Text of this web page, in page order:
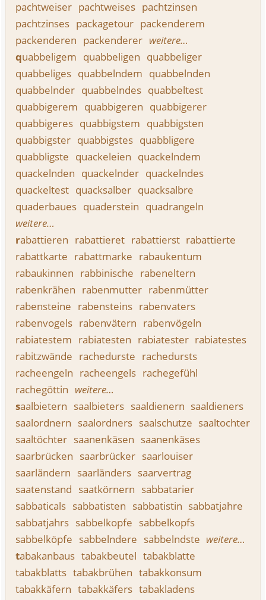
pachtweiser pachtweises pachtzinsen
pachtzinses packagetour packenderem
packenderen packenderer weitere…
quabbeligem quabbeligen quabbeliger
quabbeliges quabbelndem quabbelnden
quabbelnder quabbelndes quabbeltest
quabbigerem quabbigeren quabbigerer
quabbigeres quabbigstem quabbigsten
quabbigster quabbigstes quabbligere
quabbligste quackeleien quackelndem
quackelnden quackelnder quackelndes
quackeltest quacksalber quacksalbre
quaderbaues quaderstein quadrangeln
weitere…
rabattieren rabattieret rabattierst rabattierte
rabattkarte rabattmarke rabaukentum
rabaukinnen rabbinische rabeneltern
rabenkrähen rabenmutter rabenmütter
rabensteine rabensteins rabenvaters
rabenvogels rabenvätern rabenvögeln
rabiatestem rabiatesten rabiatester rabiatestes
rabitzwände rachedurste rachedursts
racheengeln racheengels rachegefühl
rachegöttin weitere…
saalbietern saalbieters saaldienern saaldieners
saalordnern saalordners saalschutze saaltochter
saaltöchter saanenkäsen saanenkäses
saarbrücken saarbrücker saarlouiser
saarländern saarländers saarvertrag
saatenstand saatkörnern sabbatarier
sabbaticals sabbatisten sabbatistin sabbatjahre
sabbatjahrs sabbelkopfe sabbelkopfs
sabbelköpfe sabbelndere sabbelndste weitere…
tabakanbaus tabakbeutel tabakblatte
tabakblatts tabakbrühen tabakkonsum
tabakkäfern tabakkäfers tabakladens